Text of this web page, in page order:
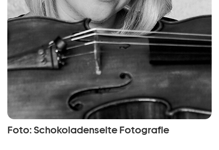
Foto: Schokoladenseite Fotografie